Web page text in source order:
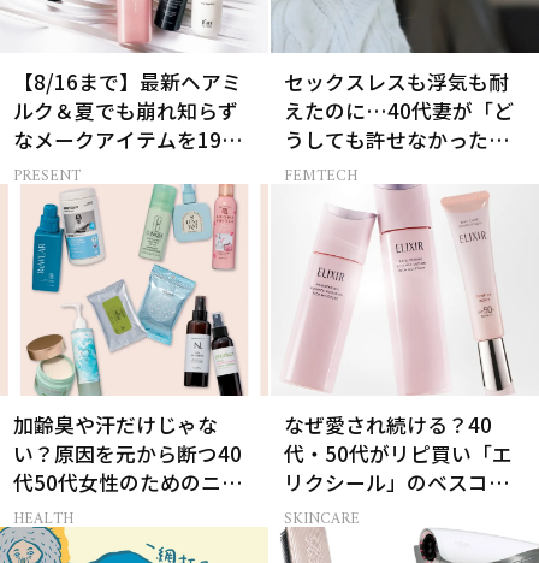
【8/16まで】最新ヘアミ
ルク＆夏でも崩れ知らず
なメークアイテムを19名
様にプレゼント！
PRESENT
セックスレスも浮気も耐
えたのに…40代妻が「ど
うしても許せなかった」
夫の一言
FEMTECH
加齢臭や汗だけじゃな
い？原因を元から断つ40
代50代女性のためのニオ
イケア
HEALTH
なぜ愛され続ける？40
代・50代がリピ買い「エ
リクシール」のベスコス
受賞名品3選
SKINCARE